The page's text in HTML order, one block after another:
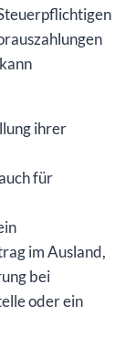
ihrer
für
im Ausland,
bei
oder ein